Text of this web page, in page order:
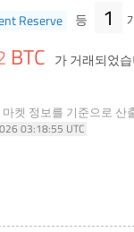
Reserve 등 1
BTC 가 거래되었
켓 정보를 기준으로 산
03:18:55 UTC